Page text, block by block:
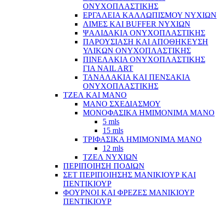
ΟΝΥΧΟΠΛΑΣΤΙΚΗΣ
ΕΡΓΑΛΕΙΑ ΚΑΛΛΩΠΙΣΜΟΥ ΝΥΧΙΩΝ
ΛΙΜΕΣ ΚΑΙ BUFFER ΝΥΧΙΩΝ
ΨΑΛΙΔΑΚΙΑ ΟΝΥΧΟΠΛΑΣΤΙΚΗΣ
ΠΑΡΟΥΣΙΑΣΗ ΚΑΙ ΑΠΟΘΗΚΕΥΣΗ
ΥΛΙΚΩΝ ΟΝΥΧΟΠΛΑΣΤΙΚΗΣ
ΠΙΝΕΛΑΚΙΑ ΟΝΥΧΟΠΛΑΣΤΙΚΗΣ
ΓΙΑ NAIL ART
ΤΑΝΑΛΑΚΙΑ ΚΑΙ ΠΕΝΣΑΚΙΑ
ΟΝΥΧΟΠΛΑΣΤΙΚΗΣ
ΤΖΕΛ ΚΑΙ ΜΑΝΟ
ΜΑΝΟ ΣΧΕΔΙΑΣΜΟΥ
ΜΟΝΟΦΑΣΙΚΑ ΗΜΙΜΟΝΙΜΑ ΜΑΝΟ
5 mls
15 mls
ΤΡΙΦΑΣΙΚΑ ΗΜΙΜΟΝΙΜΑ ΜΑΝΟ
12 mls
ΤΖΕΛ ΝΥΧΙΩΝ
ΠΕΡΙΠΟΙΗΣΗ ΠΟΔΙΩΝ
ΣΕΤ ΠΕΡΙΠΟΙΗΣΗΣ ΜΑΝΙΚΙΟΥΡ ΚΑΙ
ΠΕΝΤΙΚΙΟΥΡ
ΦΟΥΡΝΟΙ ΚΑΙ ΦΡΕΖΕΣ ΜΑΝΙΚΙΟΥΡ
ΠΕΝΤΙΚΙΟΥΡ